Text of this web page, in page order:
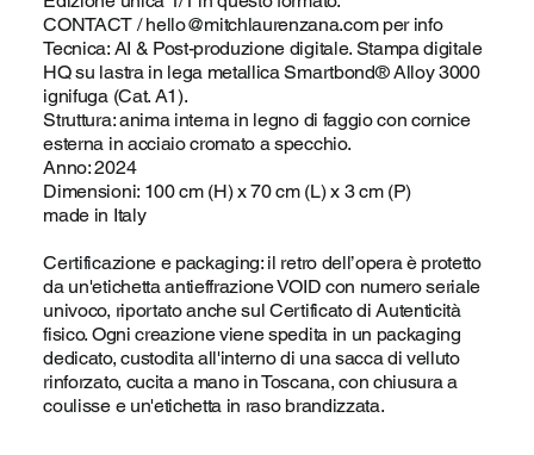
CONTACT /hello@mitchlaurenzana.comper info
Tecnica: AI & Post-produzione digitale. Stampa digitale
HQ su lastra in lega metallica Smartbond® Alloy 3000
ignifuga (Cat. A1).
Struttura: anima interna in legno di faggio con cornice
esterna in acciaio cromato a specchio.
Anno: 2024
Dimensioni: 100 cm (H) x 70 cm (L) x 3 cm (P)
made in Italy
Certificazione e packaging: il retro dell’opera è protetto
da un'etichetta antieffrazione VOID con numero seriale
univoco, riportato anche sul Certificato di Autenticità
fisico. Ogni creazione viene spedita in un packaging
dedicato, custodita all'interno di una sacca di velluto
rinforzato, cucita a mano in Toscana, con chiusura a
coulisse e un'etichetta in raso brandizzata.